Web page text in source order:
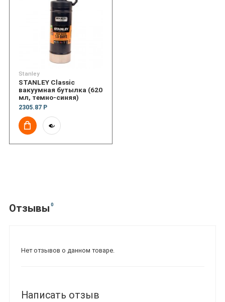
Stanley
STANLEY Classic
вакуумная бутылка (620
мл, темно-синяя)
2305.87 Р
Отзывы 0
Нет отзывов о данном товаре.
Написать отзыв